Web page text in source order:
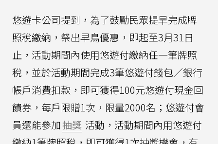
悠遊卡公司提到，為了鼓勵民眾提早完成牌
照稅繳納，祭出早鳥優惠，即起至3月31日
止，活動期間內使用悠遊付繳納任一筆牌照
稅，並於活動期間完成3筆悠遊付錢包／銀行
帳戶消費扣款，即可獲得100元悠遊付現金回
饋券，每戶限贈1次，限量2000名；悠遊付會
員還能參加抽獎 活動，活動期間內用悠遊付